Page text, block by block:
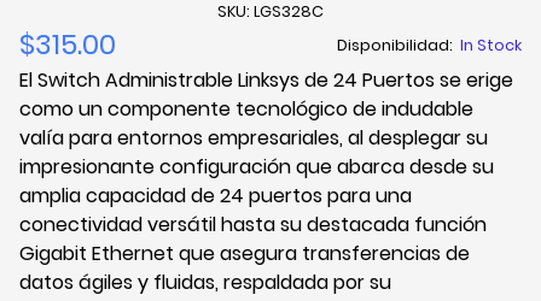
SKU: LGS328C
$315.00 Disponibilidad: In Stock
El Switch Administrable Linksys de 24 Puertos se erige
como un componente tecnológico de indudable
valía para entornos empresariales, al desplegar su
impresionante configuración que abarca desde su
amplia capacidad de 24 puertos para una
conectividad versátil hasta su destacada función
Gigabit Ethernet que asegura transferencias de
datos ágiles y fluidas, respaldada por su